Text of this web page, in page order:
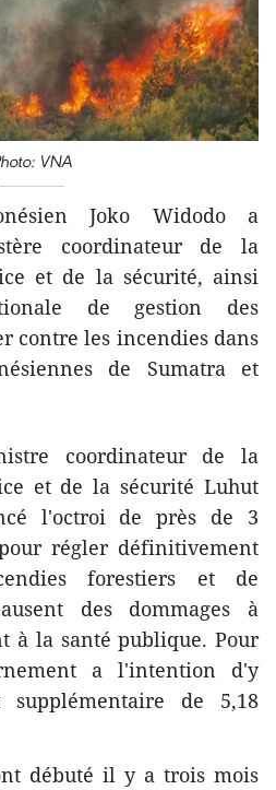
VNA
Joko Widodo a
coordinateur de la
et de la sécurité, ainsi
de gestion des
contre les incendies dans
de Sumatra et
coordinateur de la
et de la sécurité Luhut
l'octroi de près de 3
régler définitivement
forestiers et de
des dommages à
à la santé ​publique. Pour
​a l'intention ​d'y
de 5,18
débuté il y a trois mois